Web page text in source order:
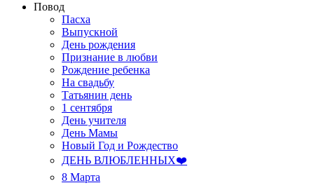
Повод
Пасха
Выпускной
День рождения
Признание в любви
Рождение ребенка
На свадьбу
Татьянин день
1 сентября
День учителя
День Мамы
Новый Год и Рождество
ДЕНЬ ВЛЮБЛЕННЫХ❤️
8 Марта